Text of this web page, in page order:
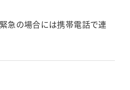
急の場合には携帯電話で連